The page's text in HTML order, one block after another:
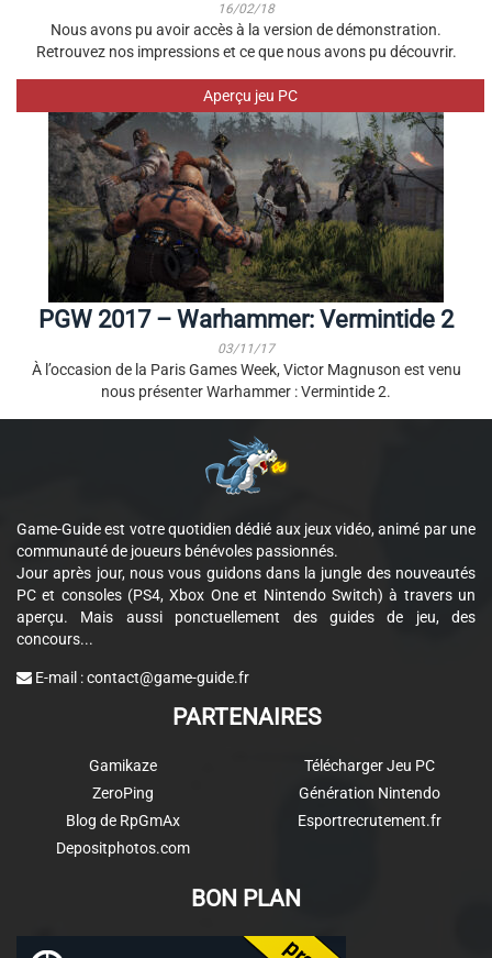
16/02/18
Nous avons pu avoir accès à la version de démonstration.
Retrouvez nos impressions et ce que nous avons pu découvrir.
Aperçu jeu PC
PGW 2017 – Warhammer: Vermintide 2
03/11/17
À l’occasion de la Paris Games Week, Victor Magnuson est venu
nous présenter Warhammer : Vermintide 2.
Game-Guide est votre quotidien dédié aux jeux vidéo, animé par une
communauté de joueurs bénévoles passionnés.
Jour après jour, nous vous guidons dans la jungle des nouveautés
PC et consoles (PS4, Xbox One et Nintendo Switch) à travers un
aperçu. Mais aussi ponctuellement des guides de jeu, des
concours...
E-mail :contact@game-guide.fr
PARTENAIRES
Gamikaze
ZeroPing
Blog de RpGmAx
Depositphotos.com
Télécharger Jeu PC
Génération Nintendo
Esportrecrutement.fr
BON PLAN